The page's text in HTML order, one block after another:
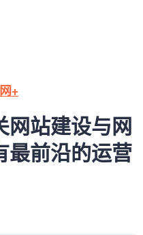
+
网站建设与网
最前沿的运营